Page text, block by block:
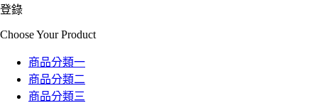
登錄
Choose Your Product
商品分類一
商品分類二
商品分類三